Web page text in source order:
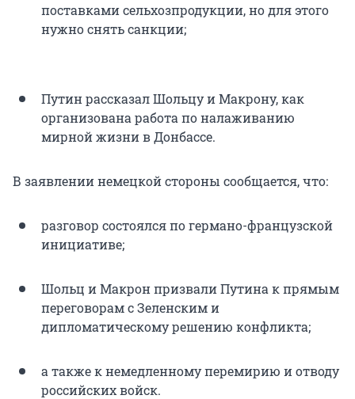
поставками сельхозпродукции, но для этого
нужно снять санкции;
Путин рассказал Шольцу и Макрону, как
организована работа по налаживанию
мирной жизни в Донбассе.
В заявлении немецкой стороны сообщается, что:
разговор состоялся по германо-французской
инициативе;
Шольц и Макрон призвали Путина к прямым
переговорам с Зеленским и
дипломатическому решению конфликта;
а также к немедленному перемирию и отводу
российских войск.